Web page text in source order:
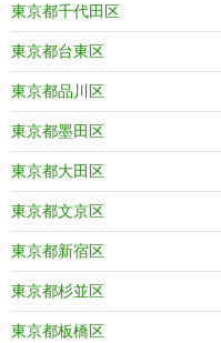
東京都千代田区
東京都台東区
東京都品川区
東京都墨田区
東京都大田区
東京都文京区
東京都新宿区
東京都杉並区
東京都板橋区